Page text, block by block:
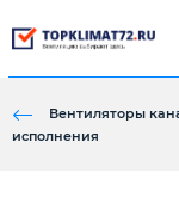
Вентиляторы
исполнения